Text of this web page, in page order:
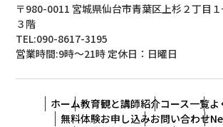
〒980-0011 宮城県仙台市青葉区上杉２丁目
３階
TEL:090-8617-3195
営業時間:9時〜21時 定休日：日曜日
ホーム教育観と講師紹介コース一覧よ
無料体験お申し込みお問い合わせ